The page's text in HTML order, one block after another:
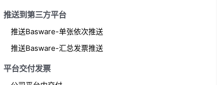
推送到第三方平台
推送Basware-单张依次推送
推送Basware-汇总发票推送
平台交付发票